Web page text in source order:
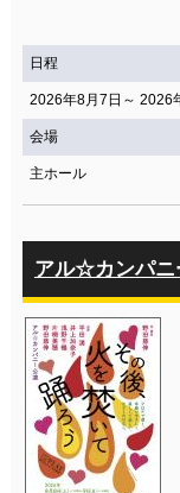
日程
2026年8月7
会場
主ホール
アル☆カンパニ